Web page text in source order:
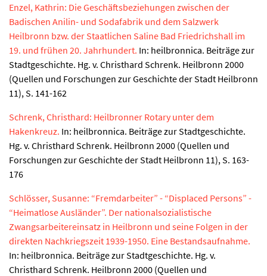
Enzel, Kathrin: Die Geschäftsbeziehungen zwischen der
Badischen Anilin- und Sodafabrik und dem Salzwerk
Heilbronn bzw. der Staatlichen Saline Bad Friedrichshall im
19. und frühen 20. Jahrhundert. In: heilbronnica. Beiträge zur
Stadtgeschichte. Hg. v. Christhard Schrenk. Heilbronn 2000
(Quellen und Forschungen zur Geschichte der Stadt Heilbronn
11), S. 141-162
Schrenk, Christhard: Heilbronner Rotary unter dem
Hakenkreuz. In: heilbronnica. Beiträge zur Stadtgeschichte.
Hg. v. Christhard Schrenk. Heilbronn 2000 (Quellen und
Forschungen zur Geschichte der Stadt Heilbronn 11), S. 163-
176
Schlösser, Susanne: “Fremdarbeiter” - “Displaced Persons” -
“Heimatlose Ausländer”. Der nationalsozialistische
Zwangsarbeitereinsatz in Heilbronn und seine Folgen in der
direkten Nachkriegszeit 1939-1950. Eine Bestandsaufnahme.
In: heilbronnica. Beiträge zur Stadtgeschichte. Hg. v.
Christhard Schrenk. Heilbronn 2000 (Quellen und